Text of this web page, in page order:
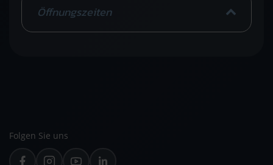
Öffnungszeiten
Folgen Sie uns